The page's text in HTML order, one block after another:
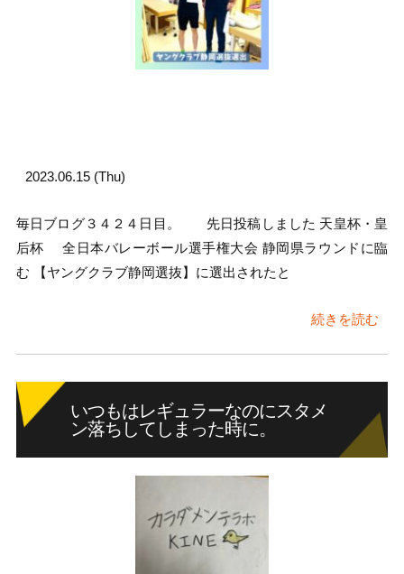
2023.06.15 (Thu)
毎日ブログ３４２４日目。 先日投稿しました 天皇杯・皇
后杯 全日本バレーボール選手権大会 静岡県ラウンドに臨
む 【ヤングクラブ静岡選抜】に選出されたと
続きを読む
いつもはレギュラーなのにスタメ
ン落ちしてしまった時に。